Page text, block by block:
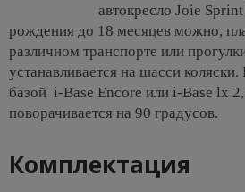
автокресло Joie
рождения до 18 месяцев можно,
различном транспорте или
устанавливается на шасси
базой i-Base Encore или i-Base lx
поворачивается на 90 градусов.
Комплектация